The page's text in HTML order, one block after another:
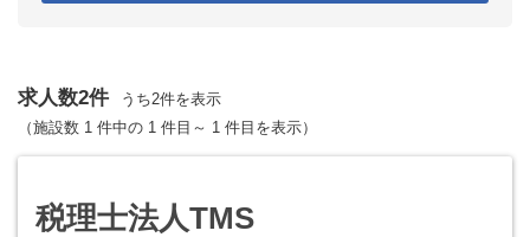
求人数2件
うち2件を表示
（施設数 1 件中の 1 件目～ 1 件目を表示）
税理士法人TMS